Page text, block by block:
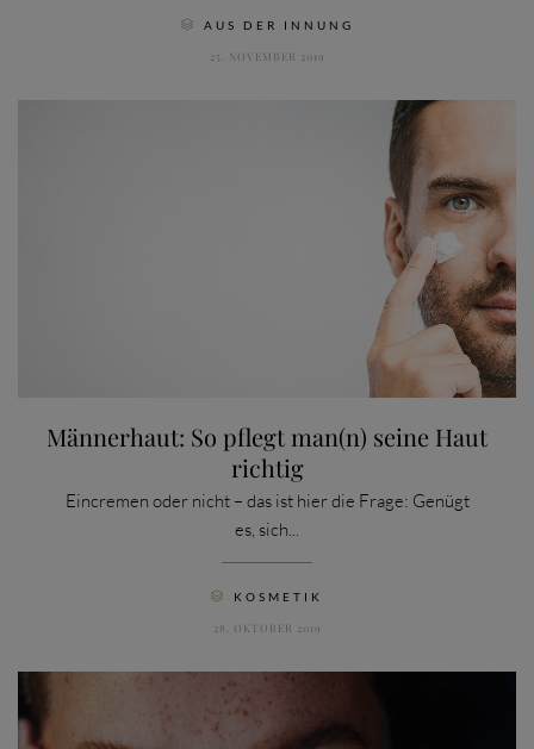
 AUS DER INNUNG
25. NOVEMBER 2019
Männerhaut: So pflegt man(n) seine Haut
richtig
Eincremen oder nicht – das ist hier die Frage: Genügt
es, sich...
 KOSMETIK
28. OKTOBER 2019